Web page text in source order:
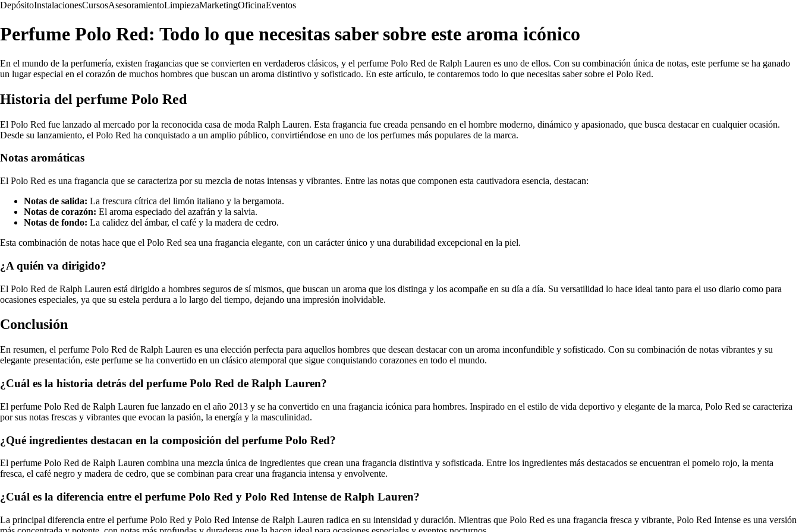
DepósitoInstalacionesCursosAsesoramientoLimpiezaMarketingOficinaEventos
Perfume Polo Red: Todo lo que necesitas saber sobre este aroma icónico
En el mundo de la perfumería, existen fragancias que se convierten en verdaderos clásicos, y el perfume Polo Red de Ralph Lauren es uno de ellos. Con su combinación única de notas, este perfume se ha ganado
un lugar especial en el corazón de muchos hombres que buscan un aroma distintivo y sofisticado. En este artículo, te contaremos todo lo que necesitas saber sobre el Polo Red.
Historia del perfume Polo Red
El Polo Red fue lanzado al mercado por la reconocida casa de moda Ralph Lauren. Esta fragancia fue creada pensando en el hombre moderno, dinámico y apasionado, que busca destacar en cualquier ocasión.
Desde su lanzamiento, el Polo Red ha conquistado a un amplio público, convirtiéndose en uno de los perfumes más populares de la marca.
Notas aromáticas
El Polo Red es una fragancia que se caracteriza por su mezcla de notas intensas y vibrantes. Entre las notas que componen esta cautivadora esencia, destacan:
Notas de salida: La frescura cítrica del limón italiano y la bergamota.
Notas de corazón: El aroma especiado del azafrán y la salvia.
Notas de fondo: La calidez del ámbar, el café y la madera de cedro.
Esta combinación de notas hace que el Polo Red sea una fragancia elegante, con un carácter único y una durabilidad excepcional en la piel.
¿A quién va dirigido?
El Polo Red de Ralph Lauren está dirigido a hombres seguros de sí mismos, que buscan un aroma que los distinga y los acompañe en su día a día. Su versatilidad lo hace ideal tanto para el uso diario como para
ocasiones especiales, ya que su estela perdura a lo largo del tiempo, dejando una impresión inolvidable.
Conclusión
En resumen, el perfume Polo Red de Ralph Lauren es una elección perfecta para aquellos hombres que desean destacar con un aroma inconfundible y sofisticado. Con su combinación de notas vibrantes y su
elegante presentación, este perfume se ha convertido en un clásico atemporal que sigue conquistando corazones en todo el mundo.
¿Cuál es la historia detrás del perfume Polo Red de Ralph Lauren?
El perfume Polo Red de Ralph Lauren fue lanzado en el año 2013 y se ha convertido en una fragancia icónica para hombres. Inspirado en el estilo de vida deportivo y elegante de la marca, Polo Red se caracteriza
por sus notas frescas y vibrantes que evocan la pasión, la energía y la masculinidad.
¿Qué ingredientes destacan en la composición del perfume Polo Red?
El perfume Polo Red de Ralph Lauren combina una mezcla única de ingredientes que crean una fragancia distintiva y sofisticada. Entre los ingredientes más destacados se encuentran el pomelo rojo, la menta
fresca, el café negro y madera de cedro, que se combinan para crear una fragancia intensa y envolvente.
¿Cuál es la diferencia entre el perfume Polo Red y Polo Red Intense de Ralph Lauren?
La principal diferencia entre el perfume Polo Red y Polo Red Intense de Ralph Lauren radica en su intensidad y duración. Mientras que Polo Red es una fragancia fresca y vibrante, Polo Red Intense es una versión